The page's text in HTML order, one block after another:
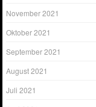
November 2021
Oktober 2021
September 2021
August 2021
Juli 2021